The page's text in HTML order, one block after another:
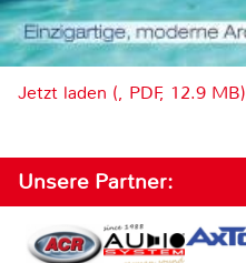
Jetzt laden (, PDF, 12.9 MB)
Unsere Partner: